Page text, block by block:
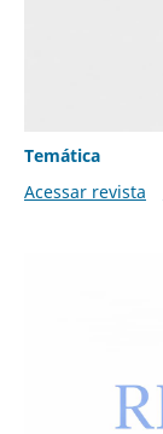
Temática
Acessar revista